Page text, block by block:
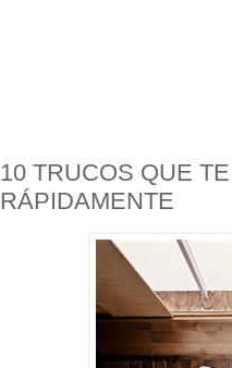
10 TRUCOS QUE
RÁPIDAMENTE